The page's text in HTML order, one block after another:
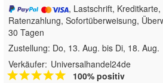
, Lastschrift,
Ratenzahlung, Sofortüberweisung,
30 Tagen
Zustellung: Do, 13. Aug. bis Di, 18. Aug.
Verkäufer: Universalhandel24de
100% positiv